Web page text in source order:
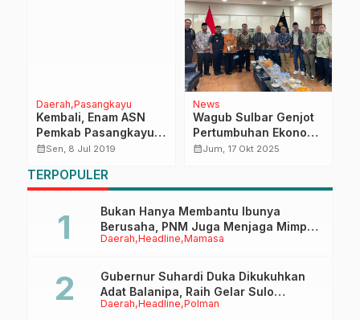
Daerah Pasangkayu
Kembali, Enam ASN
Pemkab Pasangkayu
Disidang Disiplin
calendar_monthSen, 8 Jul 2019
News
Wagub Sulbar Genjot
Pertumbuhan Ekonomi,
Bahas Pembentukan
calendar_monthJum, 17 Okt 2025
TERPOPULER
Daerah Headline Mamasa
Bukan Hanya Membantu Ibunya
Berusaha, PNM Juga Menjaga Mimpi
Anaknya Untuk Menggapai Cita-Cita
Daerah Headline Polman
Gubernur Suhardi Duka Dikukuhkan
Adat Balanipa, Raih Gelar Sulo
Tappidena